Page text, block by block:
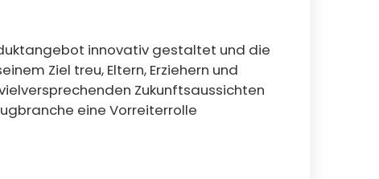
innovativ gestaltet und die
Ziel treu, Eltern, Erziehern und
Zukunftsaussichten
eine Vorreiterrolle